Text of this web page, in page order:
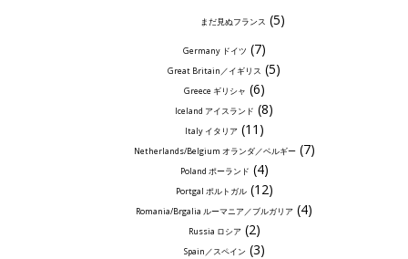
まだ見ぬフランス (5)
Germany ドイツ (7)
Great Britain／イギリス (5)
Greece ギリシャ (6)
Iceland アイスランド (8)
Italy イタリア(11)
Netherlands/Belgium オランダ／ベルギー(7)
Poland ポーランド (4)
Portgal ポルトガル(12)
Romania/Brgalia ルーマニア／ブルガリア (4)
Russia ロシア(2)
Spain／スペイン (3)